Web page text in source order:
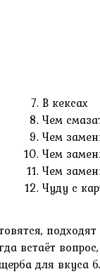
В кексах
Чем
Чем
Чем
Чем
Чуду с
встаёт
для вкуса